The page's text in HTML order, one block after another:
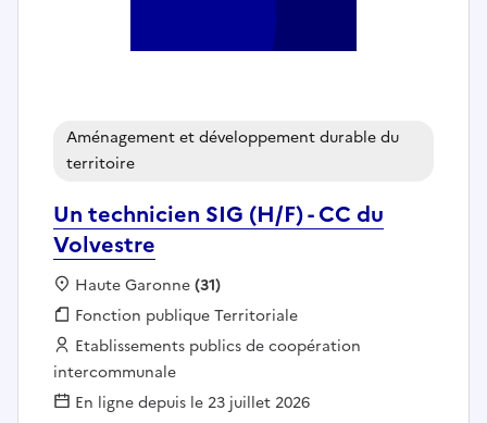
Un technicien SIG (H/F) - CC du
Volvestre
Aménagement et développement durable du
territoire
Localisation :
Haute Garonne(31)
Fonction publique :
Fonction publique Territoriale
Employeur :
Etablissements publics de coopération
intercommunale
En ligne depuis le 23 juillet 2026